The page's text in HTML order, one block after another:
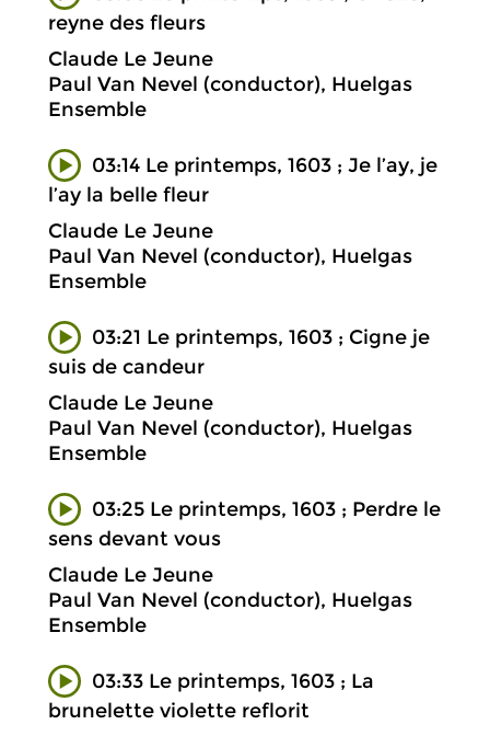
reyne des fleurs
Claude Le Jeune
Paul Van Nevel (conductor), Huelgas
Ensemble
03:14 Le printemps, 1603 ; Je l’ay, je
l’ay la belle fleur
Claude Le Jeune
Paul Van Nevel (conductor), Huelgas
Ensemble
03:21 Le printemps, 1603 ; Cigne je
suis de candeur
Claude Le Jeune
Paul Van Nevel (conductor), Huelgas
Ensemble
03:25 Le printemps, 1603 ; Perdre le
sens devant vous
Claude Le Jeune
Paul Van Nevel (conductor), Huelgas
Ensemble
03:33 Le printemps, 1603 ; La
brunelette violette reflorit